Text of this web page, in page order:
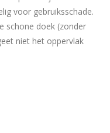
voor gebruiksschade.
schone doek (zonder
niet het oppervlak